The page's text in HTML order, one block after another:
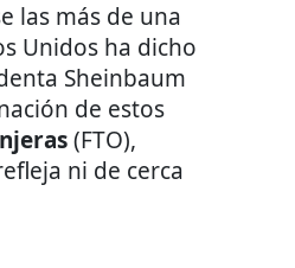
las más de una
Unidos ha dicho
Sheinbaum
de estos
(FTO),
ni de cerca